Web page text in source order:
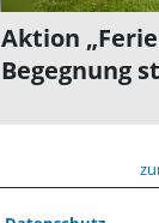
Aktion
Begegnung